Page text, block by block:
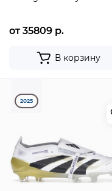
от 35809 р.
В корзину
2025